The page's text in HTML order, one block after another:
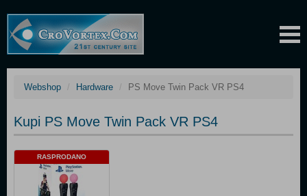
Webshop Hardware PS Move Twin Pack VR PS4
Kupi PS Move Twin Pack VR PS4
RASPRODANO